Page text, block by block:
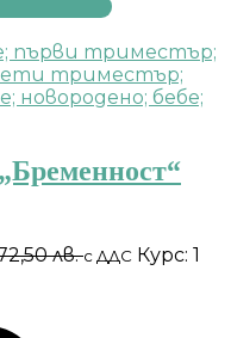
лв.с ДДС Курс: 1